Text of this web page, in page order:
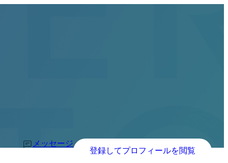
メッセージ
登録してプロフィールを閲覧